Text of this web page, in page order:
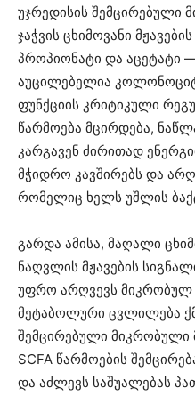
უჯრედისის შემცირებული
ჯაჭვის ცხიმოვანი
პროპიონატი და აცეტატი
აუცილებელია
ფუნქციის კრიტიკული
წარმოება მცირდება,
კარგავენ ძირითად
მჭიდრო კავშირებს და
რომელიც ხელს უშლის
გარდა ამისა, მაღალი
ნაღვლის მჟავების
უფრო არღვევს მიკრობულ
მეტაბოლური ცვლილება
შემცირებული მიკრობული
SCFA წარმოების
და აძლევს საშუალებას